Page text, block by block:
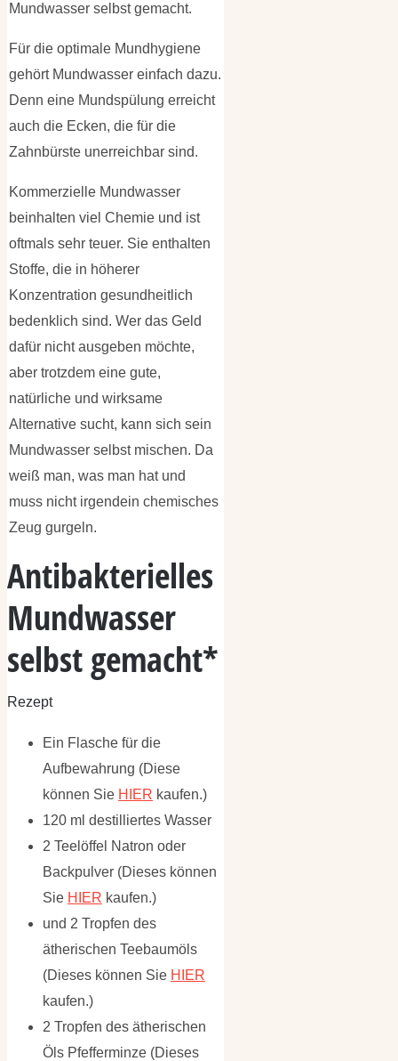
Mundwasser selbst gemacht.
Für die optimale Mundhygiene
gehört Mundwasser einfach dazu.
Denn eine Mundspülung erreicht
auch die Ecken, die für die
Zahnbürste unerreichbar sind.
Kommerzielle Mundwasser
beinhalten viel Chemie und ist
oftmals sehr teuer. Sie enthalten
Stoffe, die in höherer
Konzentration gesundheitlich
bedenklich sind. Wer das Geld
dafür nicht ausgeben möchte,
aber trotzdem eine gute,
natürliche und wirksame
Alternative sucht, kann sich sein
Mundwasser selbst mischen. Da
weiß man, was man hat und
muss nicht irgendein chemisches
Zeug gurgeln.
Antibakterielles
Mundwasser
selbst gemacht*
Rezept
Ein Flasche für die
Aufbewahrung (Diese
können Sie HIER kaufen.)
120 ml destilliertes Wasser
2 Teelöffel Natron oder
Backpulver (Dieses können
Sie HIER kaufen.)
und 2 Tropfen des
ätherischen Teebaumöls
(Dieses können Sie HIER
kaufen.)
2 Tropfen des ätherischen
Öls Pfefferminze (Dieses